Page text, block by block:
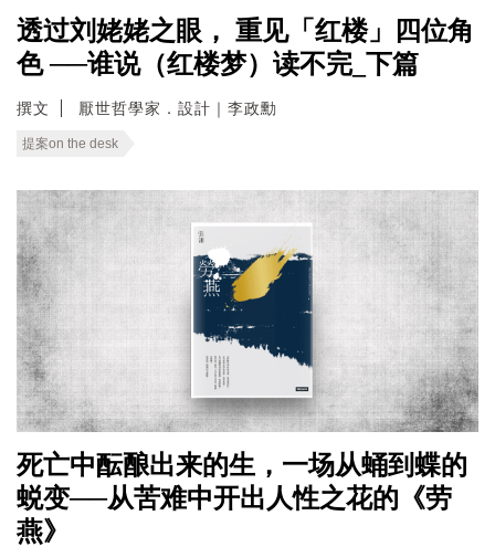
透过刘姥姥之眼， 重见「红楼」四位角
色 ──谁说（红楼梦）读不完_下篇
撰文 厭世哲學家．設計｜李政勳
提案on the desk
死亡中酝酿出来的生，一场从蛹到蝶的
蜕变──从苦难中开出人性之花的《劳
燕》